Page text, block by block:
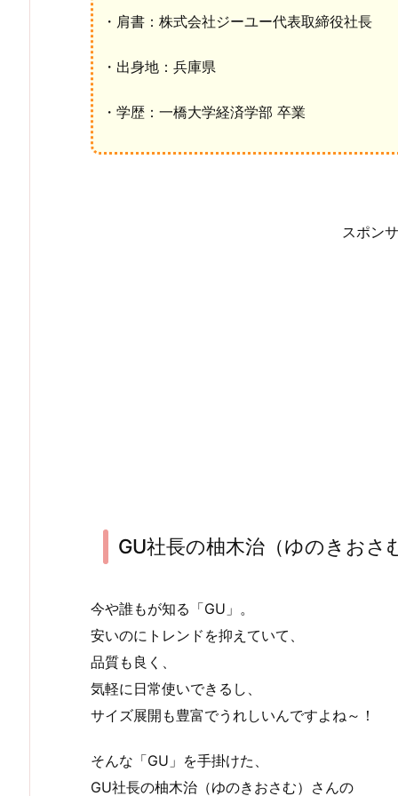
・肩書：株式会社ジーユー代表取締役社長
・出身地：兵庫県
・学歴：一橋大学経済学部 卒業
スポン
GU社長の柚木治（ゆのきおさ
今や誰もが知る「GU」。
安いのにトレンドを抑えていて、
品質も良く、
気軽に日常使いできるし、
サイズ展開も豊富でうれしいんですよね～！
そんな「GU」を手掛けた、
GU社長の柚木治（ゆのきおさむ）さんの